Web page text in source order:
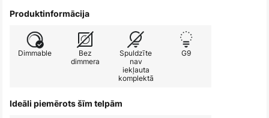
Produktinformācija
Dimmable
Bez
dimmera
Spuldzīte
nav
iekļauta
komplektā
G9
Ideāli piemērots šīm telpām